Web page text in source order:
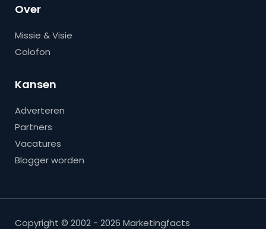
Over
Missie & Visie
Colofon
Kansen
Adverteren
Partners
Vacatures
Blogger worden
Copyright © 2002 - 2026 Marketingfacts